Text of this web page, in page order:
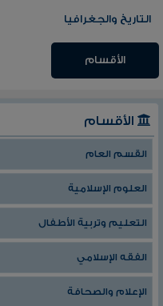
التاريخ والجغرافيا
الأقسام
الأقسام
القسم العام
العلوم الإسلامية
التعليم وتربية الأطفال
الفقه الإسلامي
الإعلام والصحافة